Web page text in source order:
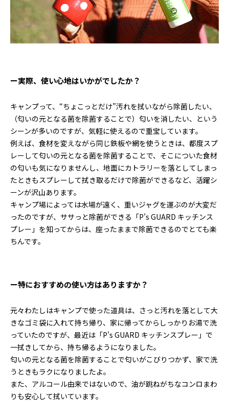
ー実際、使い心地はいかがでしたか？
キャンプって、“ちょこっとだけ”汚れを拭いながら除菌したい、
（匂いの元となる菌を除菌することで）匂いを消したい、という
シーンが多いのですが、気軽に使えるので重宝しています。
例えば、食材を変えながら同じ鉄板や網を使うときは、都度スプ
レーして匂いの元となる菌を除菌することで、そこについた食材
の匂いも気になりませんし、地面にカトラリーを落としてしまっ
たときもスプレーして拭き取るだけで除菌ができるなど、活躍シ
ーンが沢山あります。
キャンプ場によっては水場が遠く、重いジャグを運ぶのが大変だ
ったのですが、ササっと除菌ができる「P’s GUARD キッチンス
プレー」を知ってからは、座ったままで除菌できるのでとても楽
ちんです。
ー特におすすめの使い方はありますか？
元々わたしはキャンプで使った道具は、さっと汚れを落として大
きなゴミ袋に入れて持ち帰り、家に帰ってからしっかりお湯で洗
っていたのですが、最近は「P’s GUARD キッチンスプレー」で
一拭きしてから、持ち帰るようになりました。
匂いの元となる菌を除菌することで匂いがこびりつかず、家で洗
うときもラクになりましたよ。
また、アルコール由来ではないので、油が跳ねがちなコンロまわ
りも安心して拭いています。